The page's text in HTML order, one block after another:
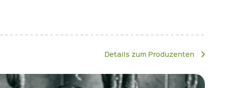
Details zum Produzenten